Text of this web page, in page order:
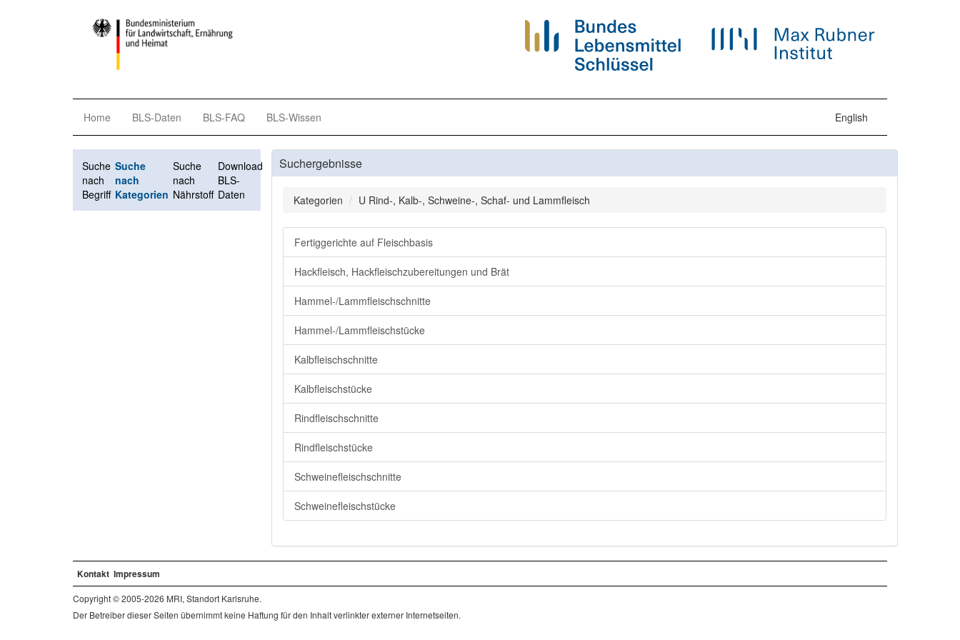
Home BLS-Daten BLS-FAQ BLS-Wissen English
Suche
nach
Begriff
Suche
nach
Kategorien
Suche
nach
Nährstoff
Download
BLS-
Daten
Suchergebnisse
Kategorien U Rind-, Kalb-, Schweine-, Schaf- und Lammfleisch
Fertiggerichte auf Fleischbasis
Hackfleisch, Hackfleischzubereitungen und Brät
Hammel-/Lammfleischschnitte
Hammel-/Lammfleischstücke
Kalbfleischschnitte
Kalbfleischstücke
Rindfleischschnitte
Rindfleischstücke
Schweinefleischschnitte
Schweinefleischstücke
Kontakt Impressum
Copyright © 2005-2026 MRI, Standort Karlsruhe.
Der Betreiber dieser Seiten übernimmt keine Haftung für den Inhalt verlinkter externer Internetseiten.